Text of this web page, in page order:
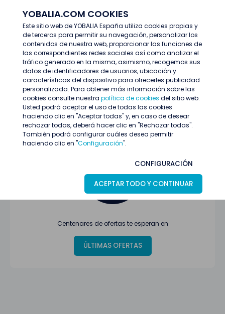
YOBALIA.COM COOKIES
Este sitio web de YOBALIA España utiliza cookies propias y
de terceros para permitir su navegación, personalizar los
contenidos de nuestra web, proporcionar las funciones de
las correspondientes redes sociales así como analizar el
tráfico generado en la misma, asimismo, recogemos sus
datos de identificadores de usuarios, ubicación y
características del dispositivo para ofrecerles publicidad
personalizada. Para obtener más información sobre las
cookies consulte nuestra política de cookies del sitio web.
Usted podrá aceptar el uso de todas las cookies
haciendo clic en "Aceptar todas" y, en caso de desear
rechazar todas, deberá hacer clic en "Rechazar todas".
También podrá configurar cuáles desea permitir
haciendo clic en "Configuración".
CONFIGURACIÓN
ACEPTAR TODO Y CONTINUAR
Últimas ofertas
Oferta no encontrada o ha finalizado su
proceso de selección
Centenares de ofertas te esperan en
ÚLTIMAS OFERTAS